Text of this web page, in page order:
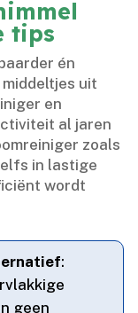
tips
én
uit
en
al jaren
zoals
in lastige
wordt
:
geen